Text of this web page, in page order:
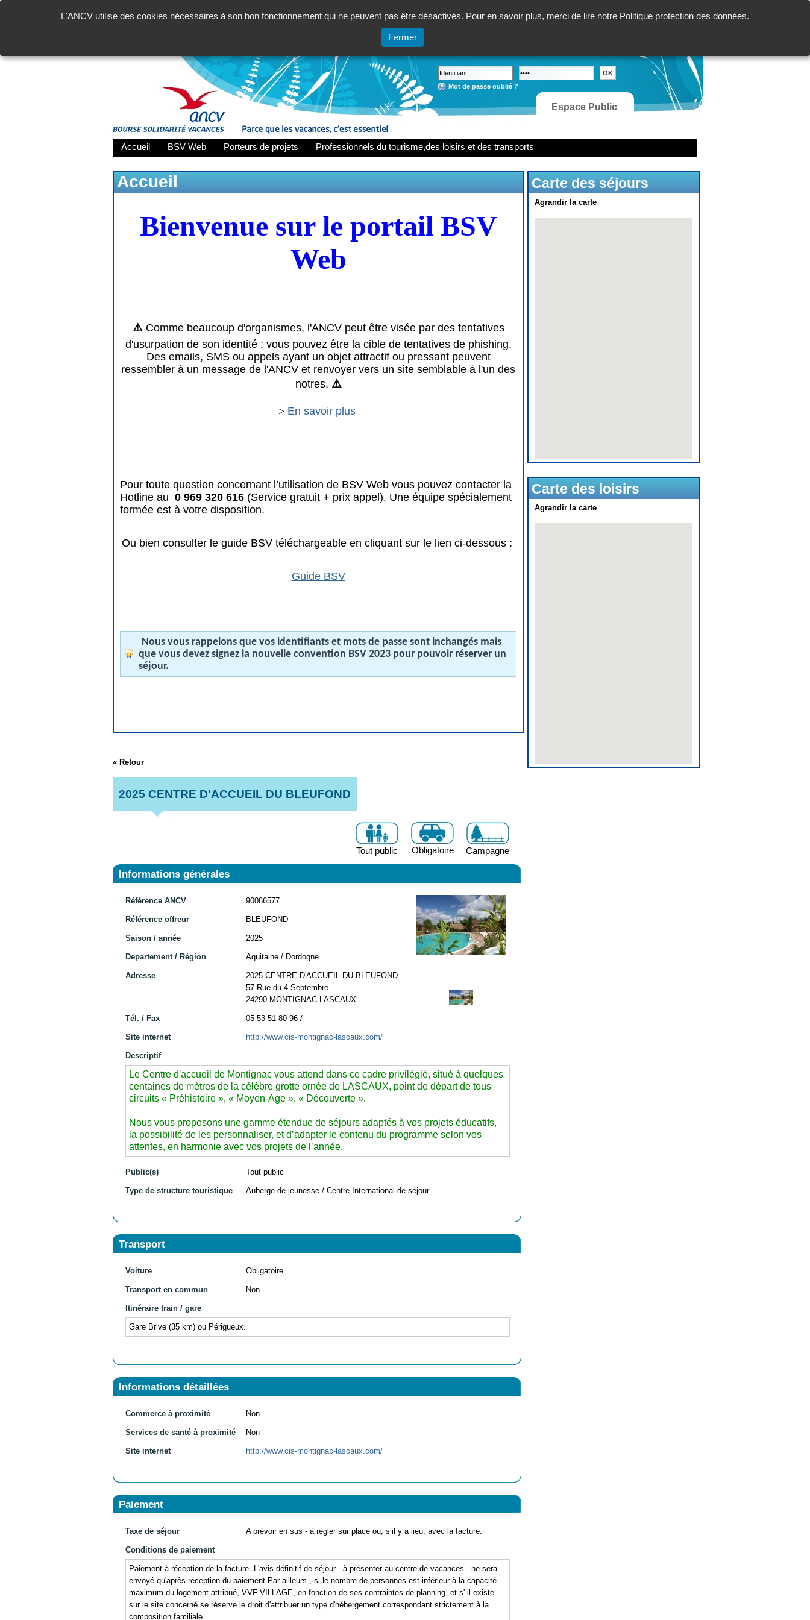
L'ANCV utilise des cookies nécessaires à son bon fonctionnement qui ne peuvent pas être désactivés. Pour en savoir plus, merci de lire notre Politique protection des données.
Fermer
Mot de passe oublié ?
Espace Public
Accueil BSV Web Porteurs de projets Professionnels du tourisme,des loisirs et des transports
Accueil
Bienvenue sur le portail BSV
Web
⚠️ Comme beaucoup d'organismes, l'ANCV peut être visée par des tentatives
d'usurpation de son identité : vous pouvez être la cible de tentatives de phishing.
Des emails, SMS ou appels ayant un objet attractif ou pressant peuvent
ressembler à un message de l'ANCV et renvoyer vers un site semblable à l'un des
notres. ⚠️
> En savoir plus
Pour toute question concernant l’utilisation de BSV Web vous pouvez contacter la
Hotline au 0 969 320 616 (Service gratuit + prix appel). Une équipe spécialement
formée est à votre disposition.
Ou bien consulter le guide BSV téléchargeable en cliquant sur le lien ci-dessous :
Guide BSV
Nous vous rappelons que vos identifiants et mots de passe sont inchangés mais
que vous devez signez la nouvelle convention BSV 2023 pour pouvoir réserver un
séjour.
« Retour
2025 CENTRE D'ACCUEIL DU BLEUFOND
Campagne
Obligatoire
Tout public
Informations générales
Référence ANCV 90086577
Référence offreur BLEUFOND
Saison / année 2025
Departement / Région Aquitaine / Dordogne
Adresse
2025 CENTRE D'ACCUEIL DU BLEUFOND
57 Rue du 4 Septembre
24290 MONTIGNAC-LASCAUX
Tél. / Fax 05 53 51 80 96 /
Site internet http://www.cis-montignac-lascaux.com/
Descriptif
Le Centre d'accueil de Montignac vous attend dans ce cadre privilégié, situé à quelques
centaines de mètres de la célèbre grotte ornée de LASCAUX, point de départ de tous
circuits « Préhistoire », « Moyen-Age », « Découverte ».
Nous vous proposons une gamme étendue de séjours adaptés à vos projets éducatifs,
la possibilité de les personnaliser, et d’adapter le contenu du programme selon vos
attentes, en harmonie avec vos projets de l’année.
Public(s) Tout public
Type de structure touristique Auberge de jeunesse / Centre International de séjour
Transport
Voiture Obligatoire
Transport en commun Non
Itinéraire train / gare
Gare Brive (35 km) ou Périgueux.
Informations détaillées
Commerce à proximité Non
Services de santé à proximité Non
Site internet http://www.cis-montignac-lascaux.com/
Paiement
Taxe de séjour A prévoir en sus - à régler sur place ou, s’il y a lieu, avec la facture.
Conditions de paiement
Paiement à réception de la facture. L'avis définitif de séjour - à présenter au centre de vacances - ne sera
envoyé qu'après réception du paiement.Par ailleurs , si le nombre de personnes est inférieur à la capacité
maximum du logement attribué, VVF VILLAGE, en fonction de ses contraintes de planning, et s' il existe
sur le site concerné se réserve le droit d'attribuer un type d'hébergement correspondant strictement à la
composition familiale.
Carte des séjours
Agrandir la carte
Carte des loisirs
Agrandir la carte